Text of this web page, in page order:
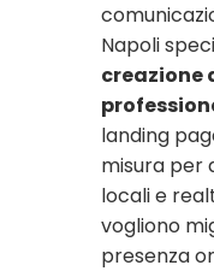
Napoli
creazione
landing
misura per
locali e
vogliono
presenza